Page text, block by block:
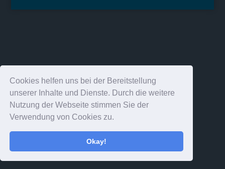
Cookies helfen uns bei der Bereitstellung
unserer Inhalte und Dienste. Durch die weitere
Nutzung der Webseite stimmen Sie der
Verwendung von Cookies zu.
Okay!